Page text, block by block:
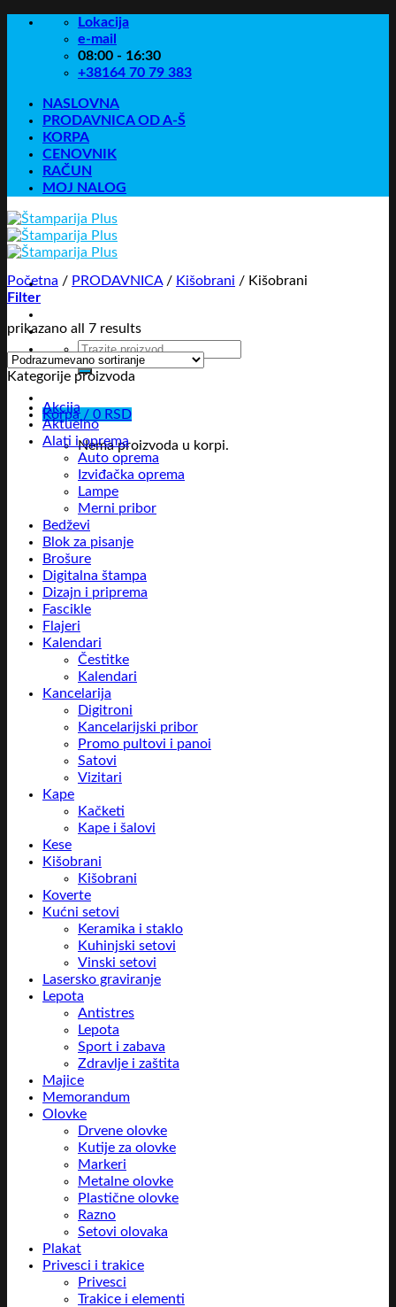
Skip
Lokacija
e-mail
08:00 - 16:30
+38164 70 79 383
NASLOVNA
PRODAVNICA OD A-Š
KORPA
CENOVNIK
RAČUN
MOJ NALOG
Pretraga
za:
Korpa / 0 RSD
Nema proizvoda u korpi.
Početna / PRODAVNICA / Kišobrani / Kišobrani
Filter
prikazano all 7 results
Kategorije proizvoda
Akcija
Aktuelno
Alati i oprema
Auto oprema
Izviđačka oprema
Lampe
Merni pribor
Bedževi
Blok za pisanje
Brošure
Digitalna štampa
Dizajn i priprema
Fascikle
Flajeri
Kalendari
Čestitke
Kalendari
Kancelarija
Digitroni
Kancelarijski pribor
Promo pultovi i panoi
Satovi
Vizitari
Kape
Kačketi
Kape i šalovi
Kese
Kišobrani
Kišobrani
Koverte
Kućni setovi
Keramika i staklo
Kuhinjski setovi
Vinski setovi
Lasersko graviranje
Lepota
Antistres
Lepota
Sport i zabava
Zdravlje i zaštita
Majice
Memorandum
Olovke
Drvene olovke
Kutije za olovke
Markeri
Metalne olovke
Plastične olovke
Razno
Setovi olovaka
Plakat
Privesci i trakice
Privesci
Trakice i elementi